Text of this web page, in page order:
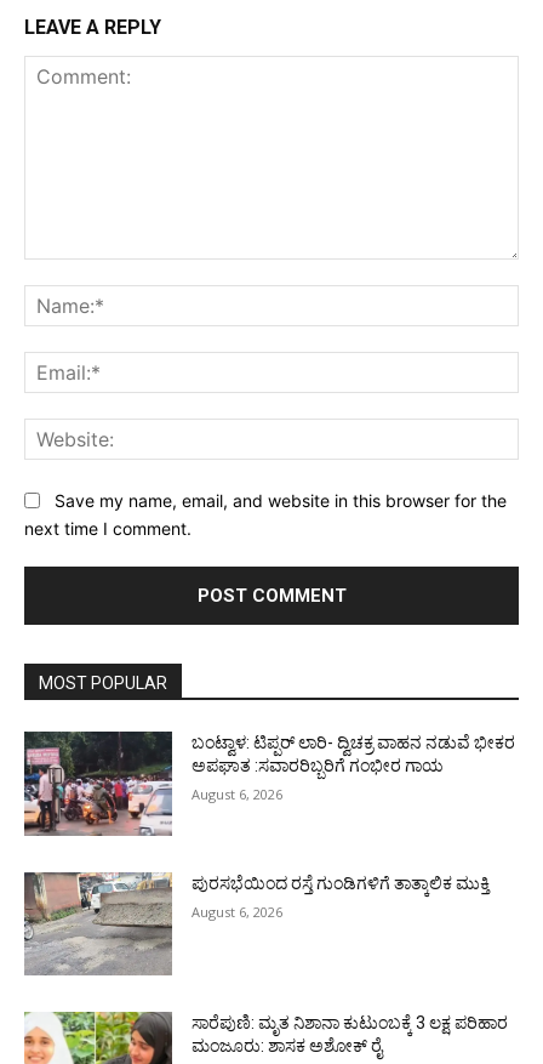
LEAVE A REPLY
Save my name, email, and website in this browser for the
next time I comment.
MOST POPULAR
ಬಂಟ್ವಾಳ: ಟಿಪ್ಪರ್ ಲಾರಿ- ದ್ವಿಚಕ್ರ ವಾಹನ ನಡುವೆ ಭೀಕರ
ಅಪಘಾತ :ಸವಾರರಿಬ್ಬರಿಗೆ ಗಂಭೀರ ಗಾಯ
August 6, 2026
ಪುರಸಭೆಯಿಂದ ರಸ್ತೆ ಗುಂಡಿಗಳಿಗೆ ತಾತ್ಕಾಲಿಕ ಮುಕ್ತಿ
August 6, 2026
ಸಾರೆಪುಣಿ: ಮೃತ ನಿಶಾನಾ ಕುಟುಂಬಕ್ಕೆ 3 ಲಕ್ಷ ಪರಿಹಾರ
ಮಂಜೂರು: ಶಾಸಕ ಅಶೋಕ್ ರೈ